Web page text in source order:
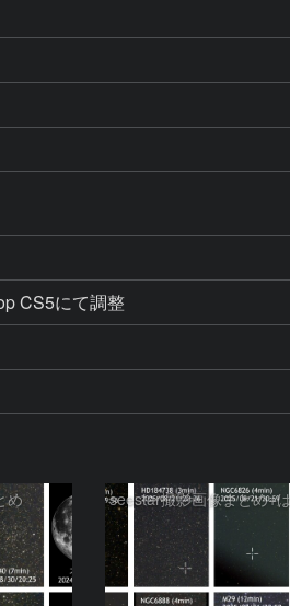
CS5にて調整
め